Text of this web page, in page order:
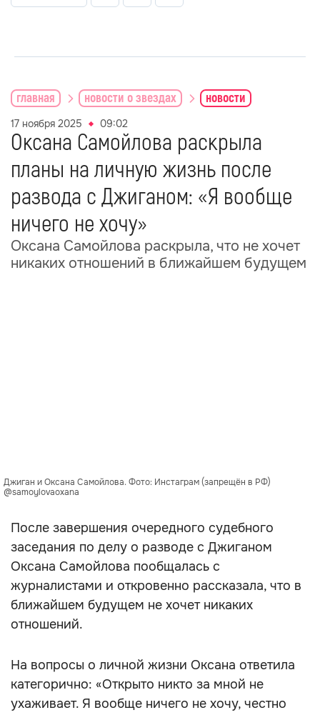
главная новости о звездах новости
17 ноября 2025 09:02
Оксана Самойлова раскрыла
планы на личную жизнь после
развода с Джиганом: «Я вообще
ничего не хочу»
Оксана Самойлова раскрыла, что не хочет
никаких отношений в ближайшем будущем
Джиган и Оксана Самойлова. Фото: Инстаграм (запрещён в РФ)
@samoylovaoxana
После завершения очередного судебного
заседания по делу о разводе с Джиганом
Оксана Самойлова пообщалась с
журналистами и откровенно рассказала, что в
ближайшем будущем не хочет никаких
отношений.
На вопросы о личной жизни Оксана ответила
категорично: «Открыто никто за мной не
ухаживает. Я вообще ничего не хочу, честно